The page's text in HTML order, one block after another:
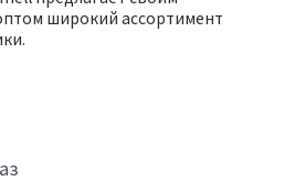
широкий ассортимент